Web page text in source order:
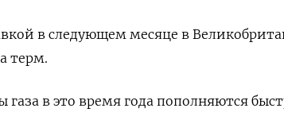
в следующем месяце в
терм.
газа в это время года пополняются